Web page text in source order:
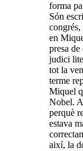
forma
Són
en
presa
judici
tot la
terme
Miquel
Nobel.
perquè
estava
així, la